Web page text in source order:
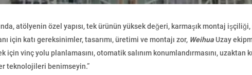
atölyenin özel yapısı, tek ürünün yüksek değeri, karmaşık montaj işçiliği,
için katı gereksinimler, tasarımı, üretimi ve montajı zor, Weihua Uzay
vinç yolu planlamasını, otomatik salınım konumlandırmasını, uzaktan
teknolojileri benimseyin.”